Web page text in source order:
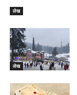
लेख
लेख